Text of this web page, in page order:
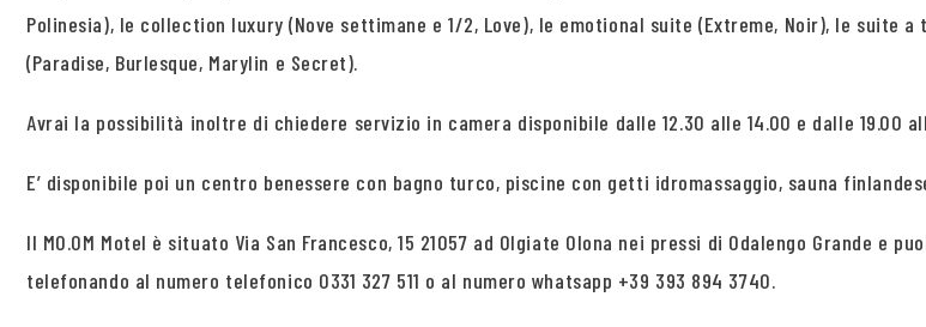
Polinesia), le collection luxury (Nove settimane e 1/2, Love), le emotional suite (Extreme, Noir), le suite
(Paradise, Burlesque, Marylin e Secret).
Avrai la possibilità inoltre di chiedere servizio in camera disponibile dalle 12.30 alle 14.00 e dalle 19.00
E’ disponibile poi un centro benessere con bagno turco, piscine con getti idromassaggio, sauna
Il MO.OM Motel è situato Via San Francesco, 15 21057 ad Olgiate Olona nei pressi di Odalengo Grande
telefonando al numero telefonico 0331 327 511 o al numero whatsapp +39 393 894 3740.